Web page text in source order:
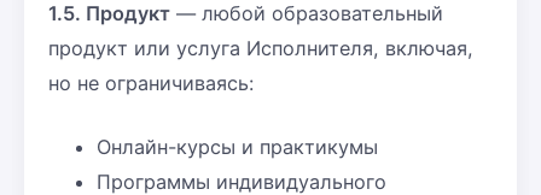
1.5. Продукт — любой образовательный
продукт или услуга Исполнителя, включая,
но не ограничиваясь:
Онлайн-курсы и практикумы
Программы индивидуального